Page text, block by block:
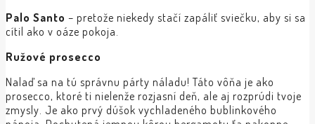
Palo Santo – pretože niekedy stačí zapáliť sviečku, aby si sa
cítil ako v oáze pokoja.
Ružové prosecco
Nalaď sa na tú správnu párty náladu! Táto vôňa je ako
prosecco, ktoré ti nielenže rozjasní deň, ale aj rozprúdi tvoje
zmysly. Je ako prvý dúšok vychladeného bublinkového